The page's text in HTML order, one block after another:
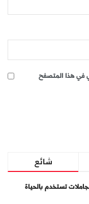
في هذا المتصفح
شائع
تستخدم بالحياة